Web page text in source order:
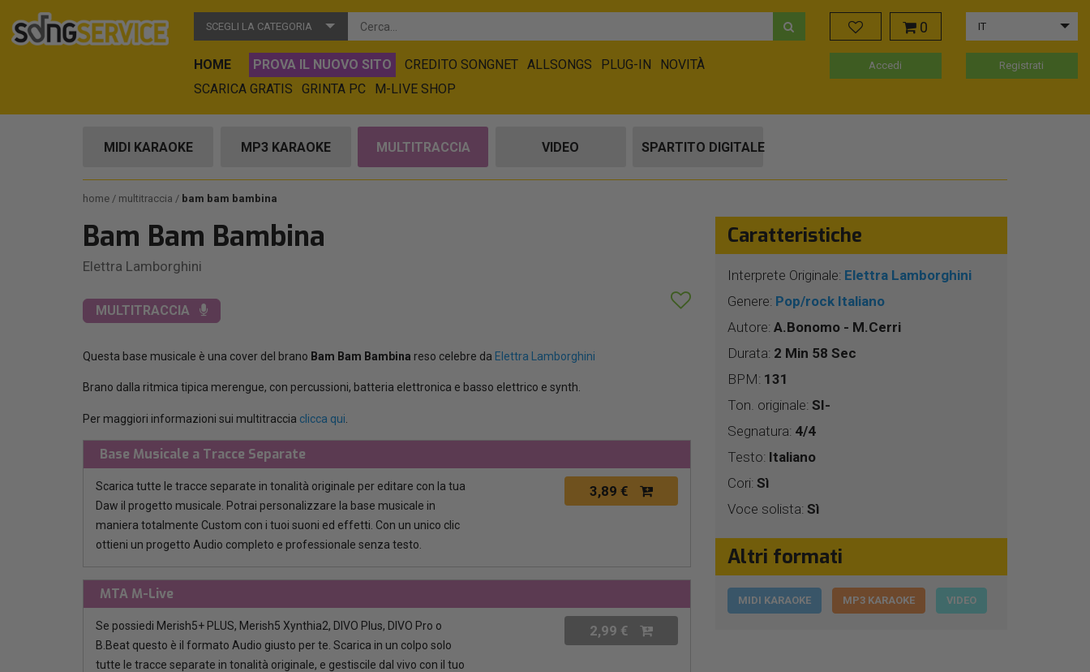
SCEGLI LA CATEGORIA
HOME PROVA IL NUOVO SITO CREDITO SONGNET ALLSONGS PLUG-IN
NOVITÀ
SCARICA GRATIS
GRINTA PC M-LIVE SHOP
0 IT
Accedi Registrati
MIDI KARAOKE MP3 KARAOKE MULTITRACCIA VIDEO SPARTITO DIGITALE
home multitraccia bam bam bambina
Bam Bam Bambina
Elettra Lamborghini
MULTITRACCIA
Questa base musicale è una cover del brano Bam Bam Bambina reso celebre da Elettra Lamborghini
Brano dalla ritmica tipica merengue, con percussioni, batteria elettronica e basso elettrico e synth.
Per maggiori informazioni sui multitraccia clicca qui
Base Musicale a Tracce Separate
Scarica tutte le tracce separate in tonalità originale per editare con la tua
Daw il progetto musicale. Potrai personalizzare la base musicale in
maniera totalmente Custom con i tuoi suoni ed effetti. Con un unico clic
ottieni un progetto Audio completo e professionale senza testo.
3,89 €
MTA M-Live
Se possiedi Merish5+ PLUS, Merish5 Xynthia2, DIVO Plus, DIVO Pro o
B.Beat questo è il formato Audio giusto per te. Scarica in un colpo solo
tutte le tracce separate in tonalità originale, e gestiscile dal vivo con il tuo
2,99 €
Caratteristiche
Interprete Originale: Elettra Lamborghini
Genere: Pop/rock Italiano
Autore: A.Bonomo - M.Cerri
Durata: 2 Min 58 Sec
BPM: 131
Ton. originale: SI-
Segnatura: 4/4
Testo: Italiano
Cori: Sì
Voce solista: Sì
Altri formati
MIDI KARAOKE MP3 KARAOKE VIDEO